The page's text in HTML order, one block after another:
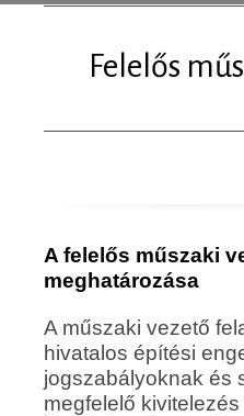
Felelős
A felelős műszaki
meghatározása
A műszaki vezető
hivatalos építési
jogszabályoknak és
megfelelő